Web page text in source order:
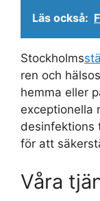
Läs också:
Stockholms
ren och
hemma eller
exceptionella
desinfektions
för att
Våra